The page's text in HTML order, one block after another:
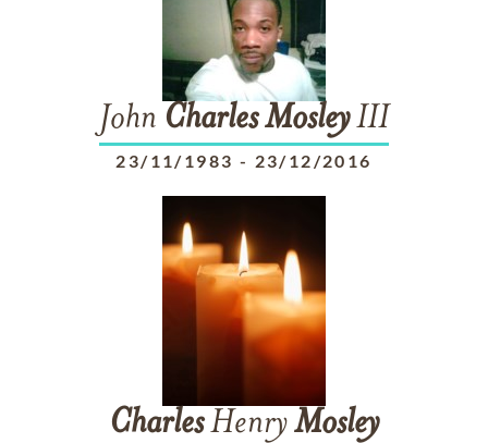
John CharlesMosleyIII
23/11/1983 - 23/12/2016
CharlesHenryMosley